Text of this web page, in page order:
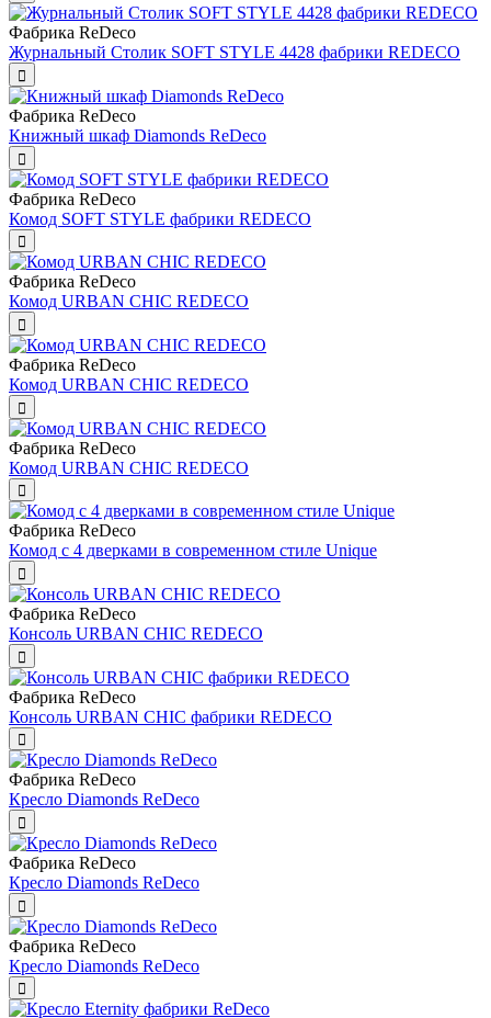
Фабрика ReDeco
Журнальный Столик SOFT STYLE 4428 фабрики REDECO
Фабрика ReDeco
Книжный шкаф Diamonds ReDeco
Фабрика ReDeco
Комод SOFT STYLE фабрики REDECO
Фабрика ReDeco
Комод URBAN CHIC REDECO
Фабрика ReDeco
Комод URBAN CHIC REDECO
Фабрика ReDeco
Комод URBAN CHIC REDECO
Фабрика ReDeco
Комод с 4 дверками в современном стиле Unique
Фабрика ReDeco
Консоль URBAN CHIC REDECO
Фабрика ReDeco
Консоль URBAN CHIC фабрики REDECO
Фабрика ReDeco
Кресло Diamonds ReDeco
Фабрика ReDeco
Кресло Diamonds ReDeco
Фабрика ReDeco
Кресло Diamonds ReDeco